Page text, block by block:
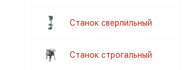
Станок сверлильный
Станок строгальный